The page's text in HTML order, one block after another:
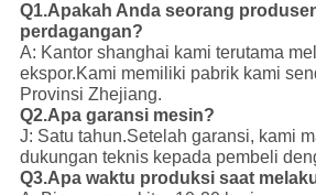
Q1.Apakah Anda seorang
perdagangan?
A: Kantor shanghai kami terutama
ekspor.Kami memiliki pabrik kami
Provinsi Zhejiang.
Q2.Apa garansi mesin?
J: Satu tahun.Setelah garansi, kami
dukungan teknis kepada pembeli
Q3.Apa waktu produksi saat